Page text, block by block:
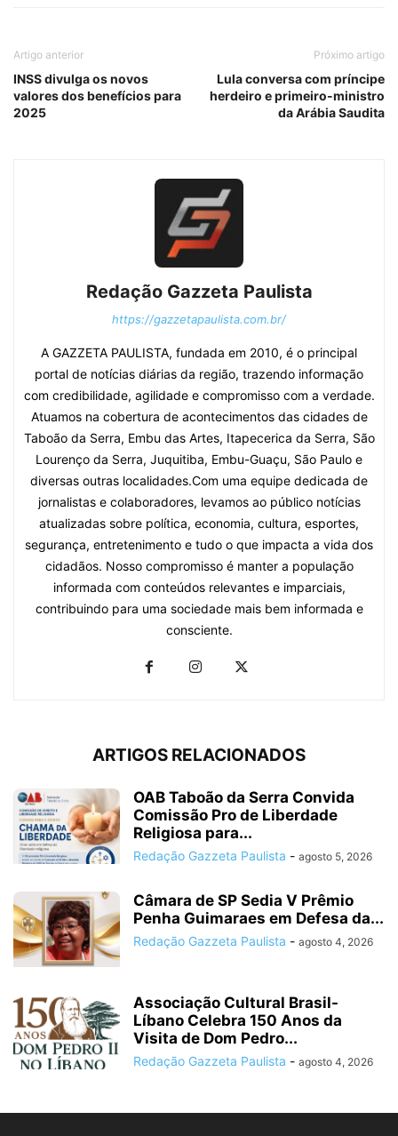
Artigo anterior
INSS divulga os novos
valores dos benefícios para
2025
Próximo artigo
Lula conversa com príncipe
herdeiro e primeiro-ministro
da Arábia Saudita
Redação Gazzeta Paulista
https://gazzetapaulista.com.br/
A GAZZETA PAULISTA, fundada em 2010, é o principal
portal de notícias diárias da região, trazendo informação
com credibilidade, agilidade e compromisso com a verdade.
Atuamos na cobertura de acontecimentos das cidades de
Taboão da Serra, Embu das Artes, Itapecerica da Serra, São
Lourenço da Serra, Juquitiba, Embu-Guaçu, São Paulo e
diversas outras localidades.Com uma equipe dedicada de
jornalistas e colaboradores, levamos ao público notícias
atualizadas sobre política, economia, cultura, esportes,
segurança, entretenimento e tudo o que impacta a vida dos
cidadãos. Nosso compromisso é manter a população
informada com conteúdos relevantes e imparciais,
contribuindo para uma sociedade mais bem informada e
consciente.
ARTIGOS RELACIONADOS
OAB Taboão da Serra Convida
Comissão Pro de Liberdade
Religiosa para...
Redação Gazzeta Paulista - agosto 5, 2026
Câmara de SP Sedia V Prêmio
Penha Guimaraes em Defesa da...
Redação Gazzeta Paulista - agosto 4, 2026
Associação Cultural Brasil-
Líbano Celebra 150 Anos da
Visita de Dom Pedro...
Redação Gazzeta Paulista - agosto 4, 2026